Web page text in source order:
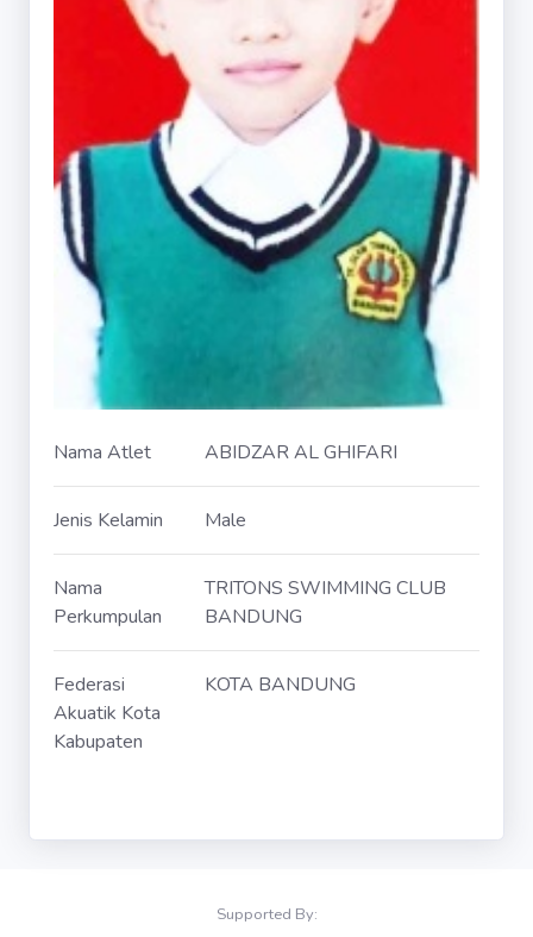
Nama Atlet ABIDZAR AL GHIFARI
Jenis Kelamin Male
Nama
Perkumpulan
TRITONS SWIMMING CLUB
BANDUNG
Federasi
Akuatik Kota
Kabupaten
KOTA BANDUNG
Supported By: